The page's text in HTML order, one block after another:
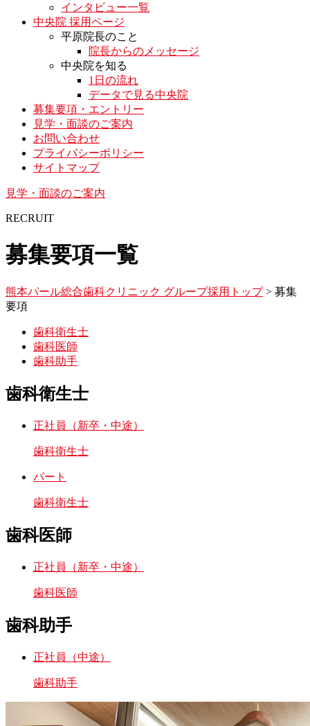
インタビュー一覧
中央院 採用ページ
平原院長のこと
院長からのメッセージ
中央院を知る
1日の流れ
データで見る中央院
募集要項・エントリー
見学・面談のご案内
お問い合わせ
プライバシーポリシー
サイトマップ
見学・面談のご案内
RECRUIT
募集要項一覧
熊本パール総合歯科クリニック グループ採用トップ> 募集
要項
歯科衛生士
歯科医師
歯科助手
歯科衛生士
正社員（新卒・中途）
歯科衛生士
パート
歯科衛生士
歯科医師
正社員（新卒・中途）
歯科医師
歯科助手
正社員（中途）
歯科助手